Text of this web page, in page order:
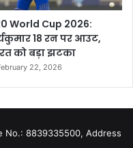
World Cup 2026:
18 रन पर आउट,
को बड़ा झटका
22, 2026
No.: 8839335500, Address